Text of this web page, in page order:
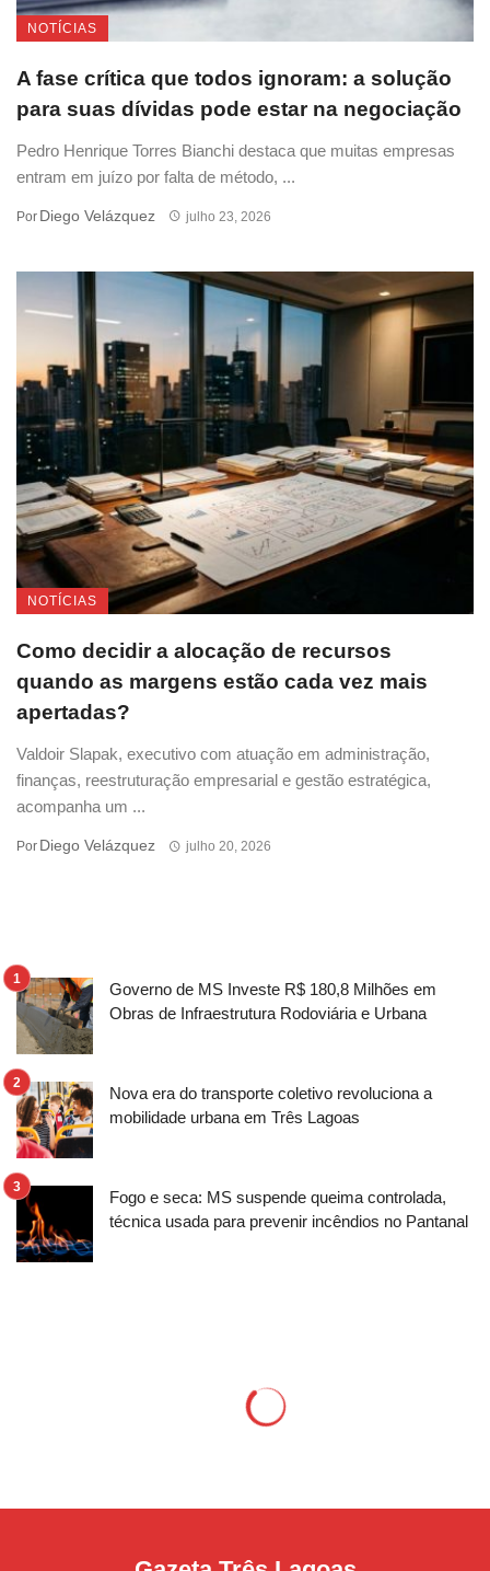
NOTÍCIAS
A fase crítica que todos ignoram: a solução
para suas dívidas pode estar na negociação
Pedro Henrique Torres Bianchi destaca que muitas empresas
entram em juízo por falta de método, ...
Por Diego Velázquez julho 23, 2026
NOTÍCIAS
Como decidir a alocação de recursos
quando as margens estão cada vez mais
apertadas?
Valdoir Slapak, executivo com atuação em administração,
finanças, reestruturação empresarial e gestão estratégica,
acompanha um ...
Por Diego Velázquez julho 20, 2026
Governo de MS Investe R$ 180,8 Milhões em
Obras de Infraestrutura Rodoviária e Urbana
Nova era do transporte coletivo revoluciona a
mobilidade urbana em Três Lagoas
Fogo e seca: MS suspende queima controlada,
técnica usada para prevenir incêndios no Pantanal